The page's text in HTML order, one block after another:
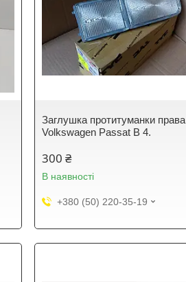
Заглушка протитуманки права
Volkswagen Passat B 4.
300 ₴
В наявності
+380 (50) 220-35-19